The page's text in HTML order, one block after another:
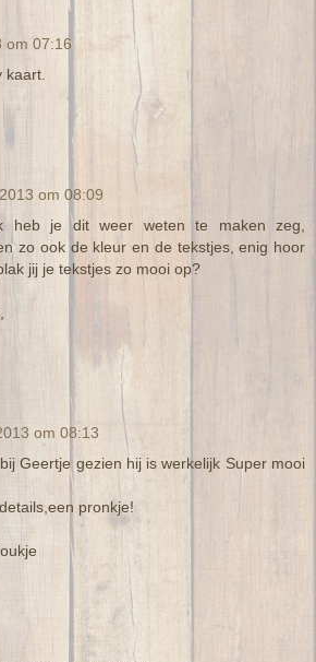
om 07:16
kaart.
om 08:09
heb je dit weer weten te maken zeg,
zo ook de kleur en de tekstjes, enig hoor
jij je tekstjes zo mooi op?
om 08:13
Geertje gezien hij is werkelijk Super mooi
pronkje!